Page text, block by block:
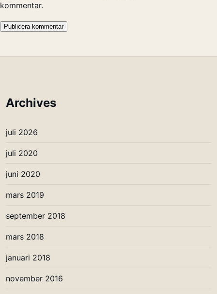
kommentar.
Archives
juli 2026
juli 2020
juni 2020
mars 2019
september 2018
mars 2018
januari 2018
november 2016